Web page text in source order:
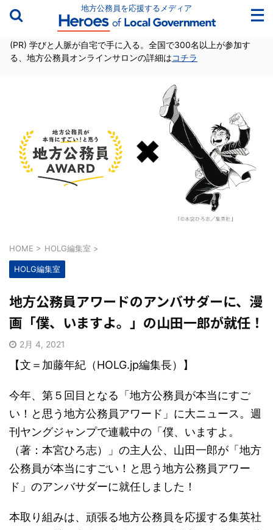
地方公務員を応援するメディア
(PR) 学びと人脈が自宅で手に入る。全国で300名以上が参加す
る、地方公務員オンラインサロンの詳細はコチラ
HOME > HOLG編集室 >
HOLG編集室
地方公務員アワードのアンバサダーに、漫
画「僕、いますよ。」の山田一郎が就任！
2月 4, 2021
【文＝加藤年紀（HOLG.jp編集長）】
今年、第５回目となる「地方公務員が本当にすご
い！と思う地方公務員アワード」に大ニュース。週
刊ヤングジャンプで連載中の「僕、いますよ。
（著：本宮ひろ志）」の主人公、山田一郎が「地方
公務員が本当にすごい！と思う地方公務員アワー
ド」のアンバサダーに就任しました！
本取り組みは、頑張る地方公務員を応援する集英社